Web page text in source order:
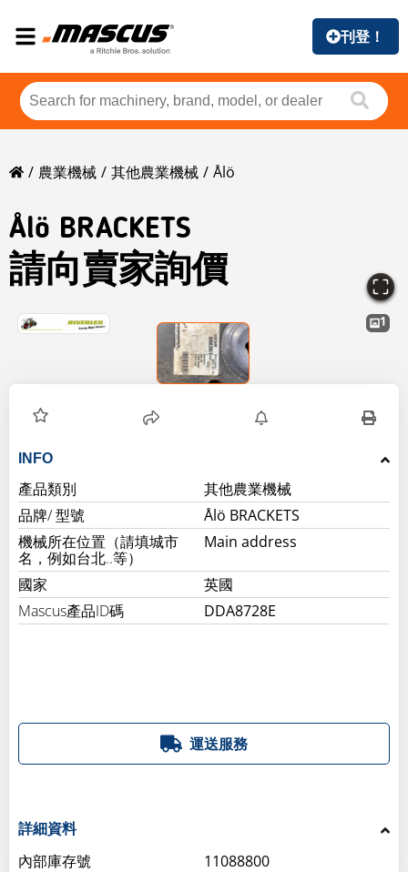
刊登！
農業機械 其他農業機械 Ålö
Ålö BRACKETS
請向賣家詢價
1
INFO
產品類別
其他農業機械
品牌/ 型號
Ålö BRACKETS
機械所在位置（請填城市
名，例如台北..等）
Main address
國家
英國
Mascus產品ID碼
DDA8728E
運送服務
詳細資料
內部庫存號 11088800